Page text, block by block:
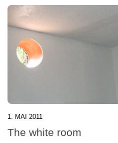
1. MAI 2011
The white room